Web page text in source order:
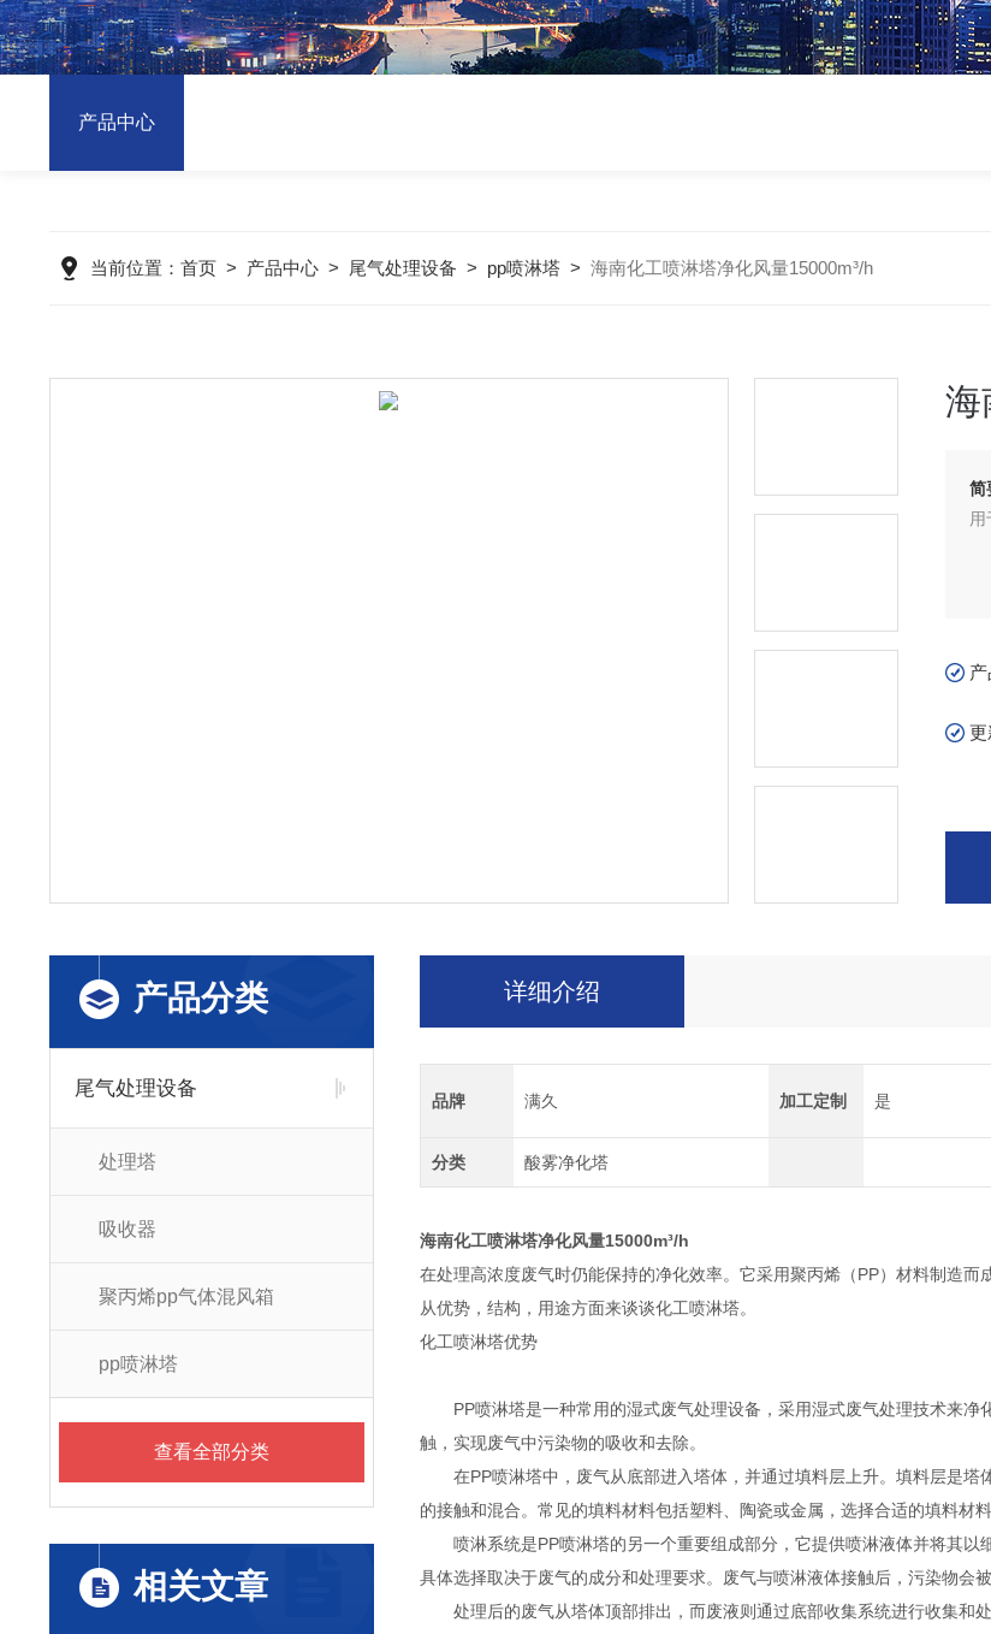
产品中心
当前位置： 首页> 产品中心> 尾气处理设备 > pp喷淋塔> 海南化工喷淋塔净化风量15000m³/h
海
简
产
更
产品分类
尾气处理设备
处理塔
吸收器
聚丙烯pp气体混风箱
pp喷淋塔
查看全部分类
相关文章
详细介绍
品牌 满久 加工定制 是
分类 酸雾净化塔
海南化工喷淋塔净化风量15000m³/h
在处理高浓度废气时仍能保持的净化效率。它采用聚丙烯（PP）材料制造
从优势，结构，用途方面来谈谈化工喷淋塔。
化工喷淋塔优势
PP喷淋塔是一种常用的湿式废气处理设备，采用湿式废气处理技术来净
触，实现废气中污染物的吸收和去除。
在PP喷淋塔中，废气从底部进入塔体，并通过填料层上升。填料层是塔
的接触和混合。常见的填料材料包括塑料、陶瓷或金属，选择合适的填料材
喷淋系统是PP喷淋塔的另一个重要组成部分，它提供喷淋液体并将其以
具体选择取决于废气的成分和处理要求。废气与喷淋液体接触后，污染物会
处理后的废气从塔体顶部排出，而废液则通过底部收集系统进行收集和